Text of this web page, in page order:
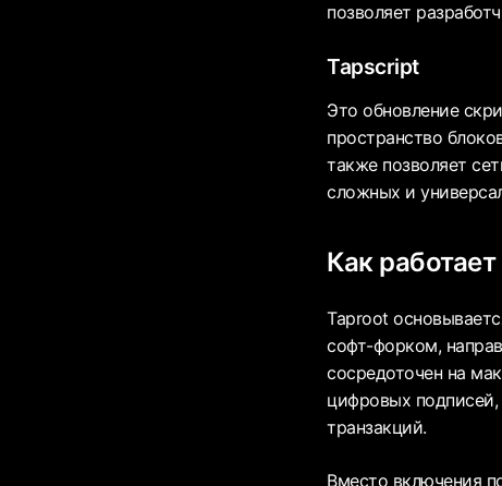
позволяет
Tapscript
Это обновление
пространство
также позволяет
сложных и
Как
Taproot
софт-форком,
сосредоточен на
цифровых
транзакций.
Вместо включения